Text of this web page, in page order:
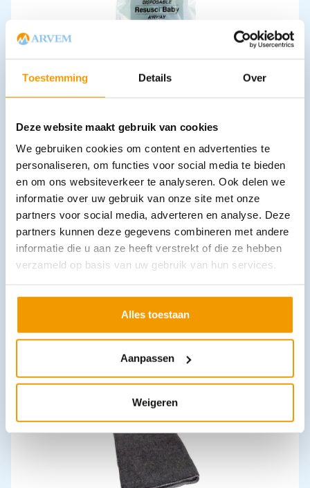
Toestemming Details Over
Deze website maakt gebruik van cookies
We gebruiken cookies om content en advertenties te
personaliseren, om functies voor social media te bieden
en om ons websiteverkeer te analyseren. Ook delen we
informatie over uw gebruik van onze site met onze
partners voor social media, adverteren en analyse. Deze
partners kunnen deze gegevens combineren met andere
informatie die u aan ze heeft verstrekt of die ze hebben
verzameld op basis van uw gebruik van hun services.
Alles toestaan
Aanpassen
Weigeren
Luchtwegen Resusci Baby QCPR Laerdal
In winkelwagen
Leverbaar
Vacuümspalken kamer spalk